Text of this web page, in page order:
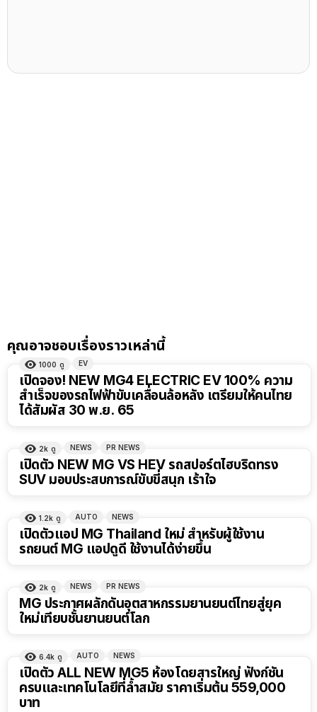
คุณอาจชอบเรื่องราวเหล่านี้
1000 ดู EV
เปิดจอง! NEW MG4 ELECTRIC EV 100% ความ
สำเร็จของรถไฟฟ้าขับเคลื่อนล้อหลัง เตรียมให้คนไทย
ได้สัมผัส 30 พ.ย. 65
2k ดู NEWS PR NEWS
เปิดตัว NEW MG VS HEV รถสปอร์ตไฮบริดทรง
SUV มอบประสบการณ์ขับขี่สนุก เร้าใจ
1.2k ดู AUTO NEWS
เปิดตัวแอป MG Thailand ใหม่ สำหรับผู้ใช้งาน
รถยนต์ MG แอปดูดี ใช้งานได้ง่ายขึ้น
2k ดู NEWS PR NEWS
MG ประกาศผลักดันอุตสาหกรรมยานยนต์ไทยสู่ยุค
ใหม่เทียบชั้นยานยนต์โลก
6.4k ดู AUTO NEWS
เปิดตัว ALL NEW MG5 ห้องโดยสารใหญ่ ฟังก์ชัน
ครบและเทคโนโลยีที่ล้ำสมัย ราคาเริ่มต้น 559,000
บาท